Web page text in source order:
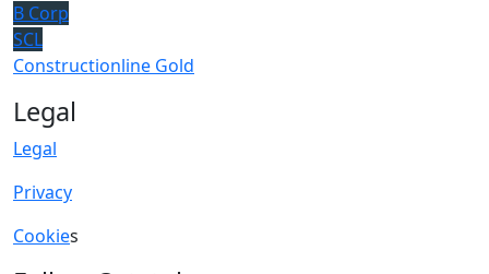
B Corp
SCL
Constructionline Gold
Legal
Legal
Privacy
Cookies